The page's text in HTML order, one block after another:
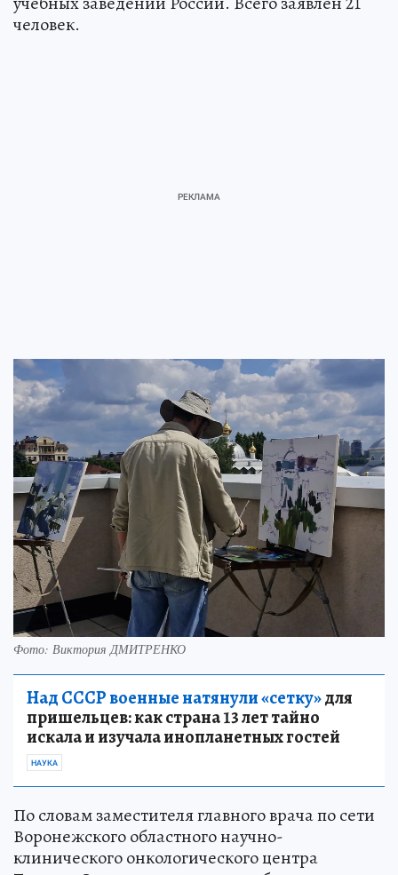
человек.
Фото: Виктория ДМИТРЕНКО
Над СССР военные натянули «сетку»для
пришельцев: как страна 13 лет тайно
искала и изучала инопланетных гостей
НАУКА
По словам заместителя главного врача по сети
Воронежского областного научно-
клинического онкологического центра